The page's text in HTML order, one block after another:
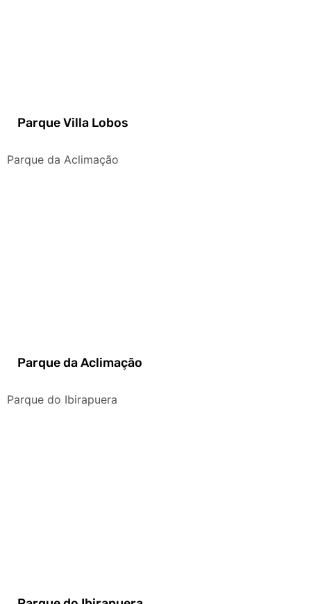
Parque Villa Lobos
Parque da Aclimação
Parque da Aclimação
Parque do Ibirapuera